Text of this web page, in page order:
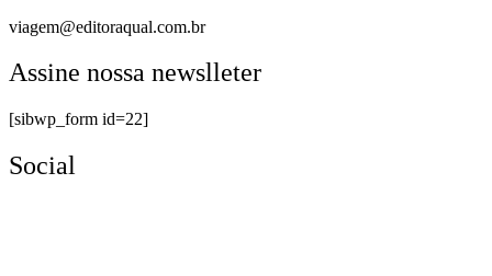
viagem@editoraqual.com.br
Assine nossa newslleter
[sibwp_form id=22]
Social